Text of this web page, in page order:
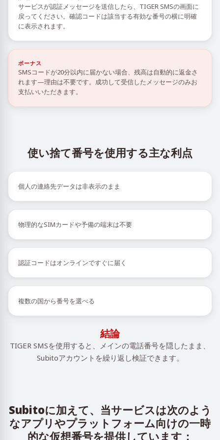
サービスが認証メッセージを送信したら、TIGER SMSの画面に
戻ってください。確認コードは該当する有効な番号の横に明確
に表示されます。
ボーナス
SMSコードが20分以内に届かない場合、残高は自動的に返金さ
れます—理由は不要です。成功して受信したメッセージのみお
支払いいただきます。
使い捨て番号を使用する主な利点
個人の連絡先データは非表示のまま
物理的なSIMカードや予備の端末は不要
認証コードはオンラインですぐに届く
複数の国から番号を選べる
結論
TIGER SMSを使用すると、メインの電話番号を隠したまま、
Subitoアカウントを繰り返し検証できます。
Subitoに加えて、当サービスは次のよう
なアプリやプラットフォーム向けの一時
的な仮想番号を提供しています：